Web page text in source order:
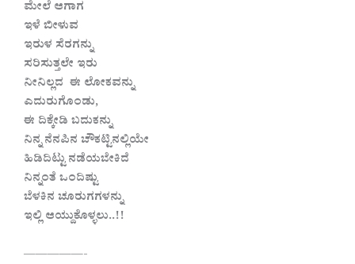
ಮೇಲೆ ಆಗಾಗ
ಇಳೆ ಬೀಳುವ
ಇರುಳ ಸೆರಗನ್ನು
ಸರಿಸುತ್ತಲೇ ಇರು
ನೀನಿಲ್ಲದ ಈ ಲೋಕವನ್ನು
ಎದುರುಗೊಂಡು,
ಈ ದಿಕ್ಕೇಡಿ ಬದುಕನ್ನು
ನಿನ್ನ ನೆನಪಿನ ಚೌಕಟ್ಟಿನಲ್ಲಿಯೇ
ಹಿಡಿದಿಟ್ಟು ನಡೆಯಬೇಕಿದೆ
ನಿನ್ನಂತೆ ಒಂದಿಷ್ಟು
ಬೆಳಕಿನ ಚೂರುಗಗಳನ್ನು
ಇಲ್ಲಿ ಆಯ್ದುಕೊಳ್ಳಲು..!!
—————-